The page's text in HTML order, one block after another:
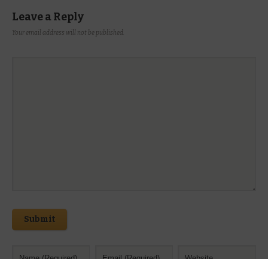
Leave a Reply
Your email address will not be published.
Submit